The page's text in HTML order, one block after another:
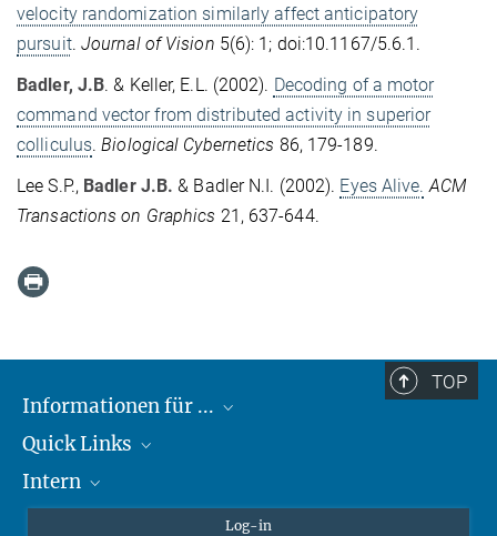
velocity randomization similarly affect anticipatory
pursuit. Journal of Vision 5(6): 1; doi:10.1167/5.6.1.
Badler, J.B. & Keller, E.L. (2002). Decoding of a motor
command vector from distributed activity in superior
colliculus.Biological Cybernetics 86, 179-189.
Lee S.P., Badler J.B. & Badler N.I. (2002). Eyes Alive. ACM
Transactions on Graphics 21, 637-644.
TOP
Informationen für ...
Lieferanten
Studierende
Quick Links
Max-Planck-Gesellschaft
Max-Planck-Campus Tübingen
Intern
Log-in